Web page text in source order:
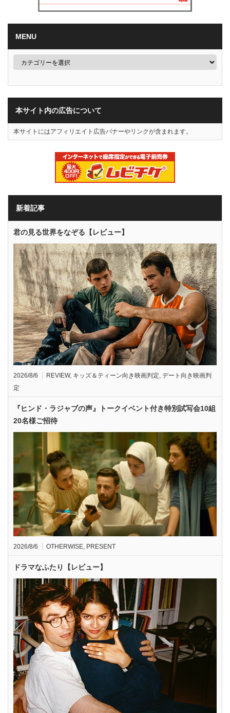
MENU
本サイト内の広告について
本サイトにはアフィリエイト広告バナーやリンクが含まれます。
新着記事
君の見る世界をなぞる【レビュー】
2026/8/6 REVIEW, キッズ＆ティーン向き映画判定, デート向き映画判
定
『ヒンド・ラジャブの声』トークイベント付き特別試写会10組
20名様ご招待
2026/8/6 OTHERWISE, PRESENT
ドラマなふたり【レビュー】